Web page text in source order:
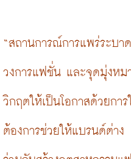
“สถานการณ์การแพร่ระบา
วงการแฟชั่น และจุดมุ่งหม
วิกฤตให้เป็นโอกาสด้วยกา
ต้องการช่วยให้แบรนด์ต่า